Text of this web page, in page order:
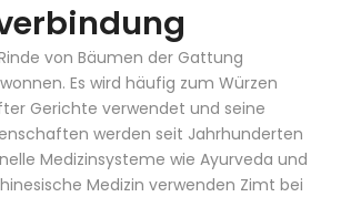
von Bäumen der Gattung
Es wird häufig zum Würzen
Gerichte verwendet und seine
werden seit Jahrhunderten
Medizinsysteme wie Ayurveda und
Medizin verwenden Zimt bei